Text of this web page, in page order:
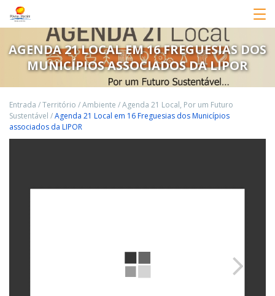
AGENDA 21 LOCAL EM 16 FREGUESIAS DOS
MUNICÍPIOS ASSOCIADOS DA LIPOR
Entrada /Território /Ambiente /Agenda 21 Local, Por um Futuro
Sustentável /Agenda 21 Local em 16 Freguesias dos Municípios
associados da LIPOR